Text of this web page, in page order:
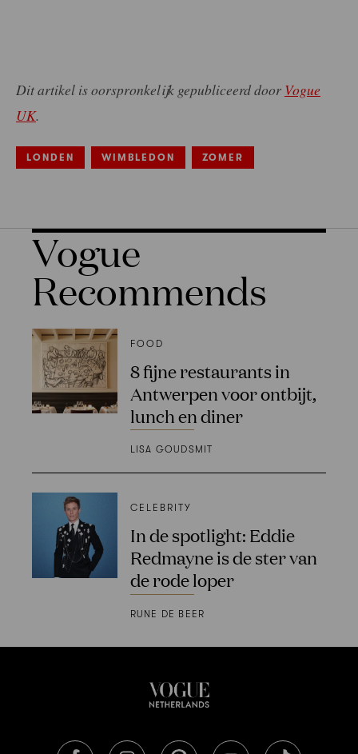
Dit artikel is oorspronkelijk gepubliceerd door Vogue
UK.
LONDEN WIMBLEDON ZOMER
Vogue
Recommends
FOOD
8 fijne restaurants in
Antwerpen voor ontbijt,
lunch en diner
LISA GOUDSMIT
CELEBRITY
In de spotlight: Eddie
Redmayne is de ster van
de rode loper
RUNE DE BEER